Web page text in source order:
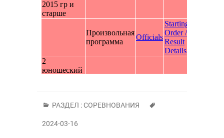
РАЗДЕЛ :СОРЕВНОВАНИЯ
2024-03-16